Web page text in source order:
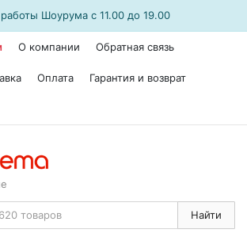
Шоурума с 11.00 до 19.00
О компании Обратная связь
Оплата Гарантия и возврат
Найти